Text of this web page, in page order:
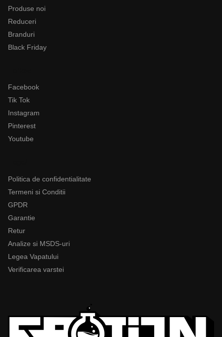
Produse noi
Reduceri
Branduri
Black Friday
Facebook
Tik Tok
Instagram
Pinterest
Youtube
Politica de confidentialitate
Termeni si Conditii
GPDR
Garantie
Retur
Analize si MSDS-uri
Legea Vapatului
Verificarea varstei